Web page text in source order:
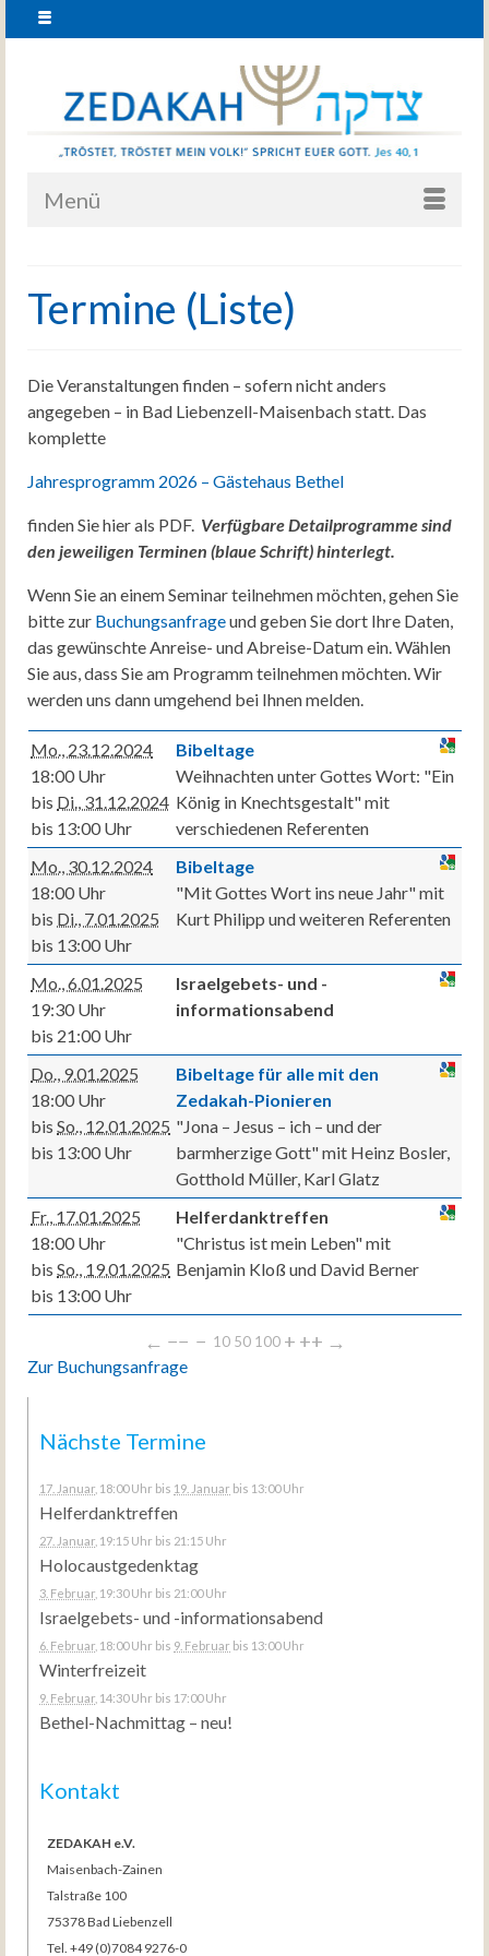
Menü
Termine (Liste)
Die Veranstaltungen finden – sofern nicht anders
angegeben – in Bad Liebenzell-Maisenbach statt. Das
komplette
Jahresprogramm 2026 – Gästehaus Bethel
finden Sie hier als PDF. Verfügbare Detailprogramme sind
den jeweiligen Terminen (blaue Schrift) hinterlegt.
Wenn Sie an einem Seminar teilnehmen möchten, gehen Sie
bitte zur Buchungsanfrageund geben Sie dort Ihre Daten,
das gewünschte Anreise- und Abreise-Datum ein. Wählen
Sie aus, dass Sie am Programm teilnehmen möchten. Wir
werden uns dann umgehend bei Ihnen melden.
Mo., 23.12.2024
18:00 Uhr
bis Di., 31.12.2024
bis 13:00 Uhr
Bibeltage
Weihnachten unter Gottes Wort: "Ein
König in Knechtsgestalt" mit
verschiedenen Referenten
Mo., 30.12.2024
18:00 Uhr
bis Di., 7.01.2025
bis 13:00 Uhr
Bibeltage
"Mit Gottes Wort ins neue Jahr" mit
Kurt Philipp und weiteren Referenten
Mo., 6.01.2025
19:30 Uhr
bis 21:00 Uhr
Israelgebets- und -
informationsabend
Do., 9.01.2025
18:00 Uhr
bis So., 12.01.2025
bis 13:00 Uhr
Bibeltage für alle mit den
Zedakah-Pionieren
"Jona – Jesus – ich – und der
barmherzige Gott" mit Heinz Bosler,
Gotthold Müller, Karl Glatz
Fr., 17.01.2025
18:00 Uhr
bis So., 19.01.2025
bis 13:00 Uhr
Helferdanktreffen
"Christus ist mein Leben" mit
Benjamin Kloß und David Berner
← −− − 10 50 100 + ++ →
Zur Buchungsanfrage
Nächste Termine
17. Januar , 18:00 Uhr bis 19. Januar bis 13:00 Uhr
Helferdanktreffen
27. Januar , 19:15 Uhr bis 21:15 Uhr
Holocaustgedenktag
3. Februar , 19:30 Uhr bis 21:00 Uhr
Israelgebets- und -informationsabend
6. Februar , 18:00 Uhr bis 9. Februar bis 13:00 Uhr
Winterfreizeit
9. Februar , 14:30 Uhr bis 17:00 Uhr
Bethel-Nachmittag – neu!
Kontakt
ZEDAKAH e.V.
Maisenbach-Zainen
Talstraße 100
75378 Bad Liebenzell
Tel. +49 (0)7084 9276-0